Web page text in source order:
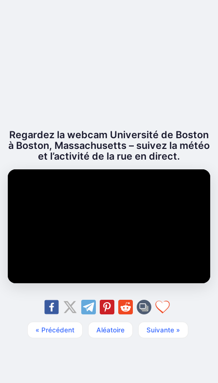
Regardez la webcam Université de Boston
à Boston, Massachusetts – suivez la météo
et l’activité de la rue en direct.
« Précédent Aléatoire Suivante »